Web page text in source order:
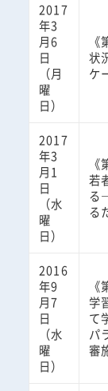
2017
年3
月6
日
（月
曜
日）
状
ケ
2017
年3
月1
日
（水
曜
日）
若
る
る
2016
年9
月7
日
（水
曜
日）
学
て
パ
審